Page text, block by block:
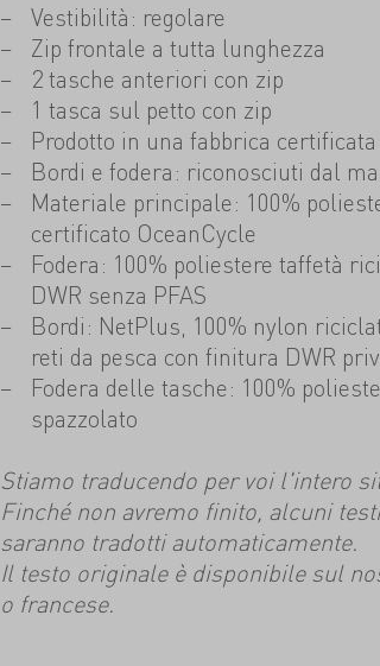
Vestibilità: regolare
Zip frontale a tutta lunghezza
2 tasche anteriori con zip
1 tasca sul petto con zip
Prodotto in una fabbrica
Bordi e fodera: riconosciuti dal
Materiale principale: 100%
certificato OceanCycle
Fodera: 100% poliestere taffetà
DWR senza PFAS
Bordi: NetPlus, 100% nylon
reti da pesca con finitura DWR
Fodera delle tasche: 100%
spazzolato
Stiamo traducendo per voi l'intero
Finché non avremo finito, alcuni
saranno tradotti automaticamente.
Il testo originale è disponibile sul
o francese.